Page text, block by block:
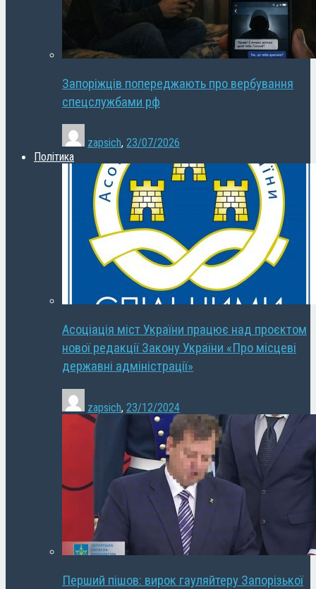
Запоріжців попереджають про вербування
спецслужбами рф
zapsich, 23/07/2026
Політика
Асоціація міст України працює над проєктом
нової редакції Закону України «Про місцеві
державні адміністрації»
zapsich, 23/12/2024
Перший пішов: вирок гауляйтеру Запорізької